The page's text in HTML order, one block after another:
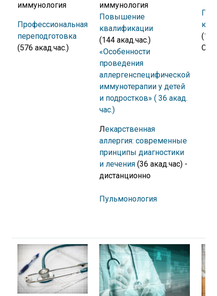
иммунология
Профессиональная
переподготовка
(576 акад.час.)
иммунология
Повышение
квалификации
(144 акад.час.)
«Особенности
проведения
аллергенспецифической
иммунотерапии у детей
и подростков» ( 36 акад.
час.)
Лекарственная
аллергия: современные
принципы диагностики
и лечения (36 акад.час) -
дистанционно
Пульмонология